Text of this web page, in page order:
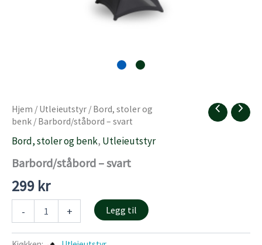
Hjem / Utleieutstyr / Bord, stoler og
benk / Barbord/ståbord – svart
Bord, stoler og benk, Utleieutstyr
Barbord/ståbord – svart
299 kr
-
antall
+ Legg til